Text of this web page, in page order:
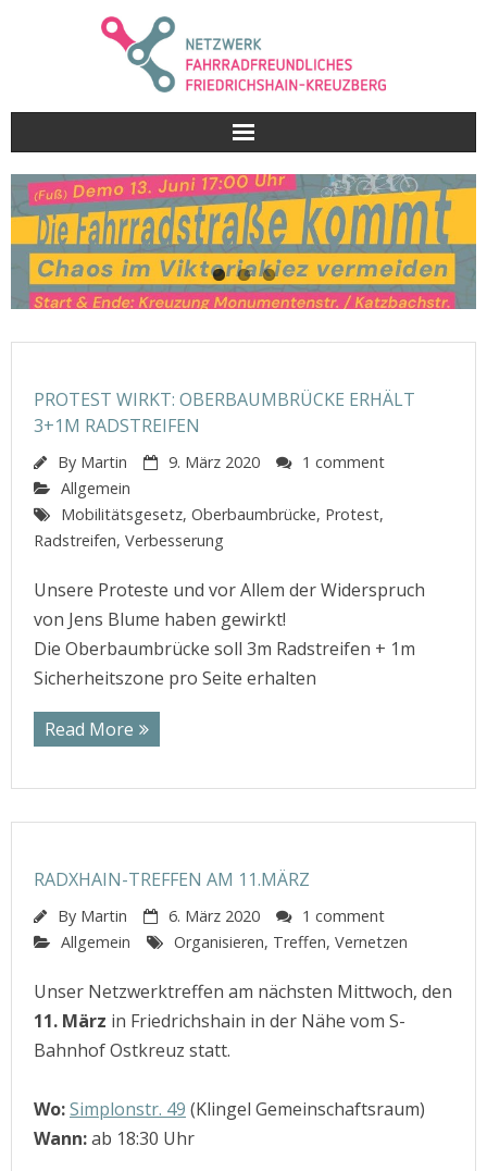
PROTEST WIRKT: OBERBAUMBRÜCKE ERHÄLT
3+1M RADSTREIFEN
By Martin 9. März 2020
1 comment
Allgemein
Mobilitätsgesetz, Oberbaumbrücke, Protest,
Radstreifen, Verbesserung
Unsere Proteste und vor Allem der Widerspruch
von Jens Blume haben gewirkt!
Die Oberbaumbrücke soll 3m Radstreifen + 1m
Sicherheitszone pro Seite erhalten
Read More
RADXHAIN-TREFFEN AM 11.MÄRZ
By Martin 6. März 2020
1 comment
Allgemein
Organisieren, Treffen, Vernetzen
Unser Netzwerktreffen am nächsten Mittwoch, den
11. März in Friedrichshain in der Nähe vom S-
Bahnhof Ostkreuz statt.
Wo:Simplonstr. 49 (Klingel Gemeinschaftsraum)
Wann:ab 18:30 Uhr